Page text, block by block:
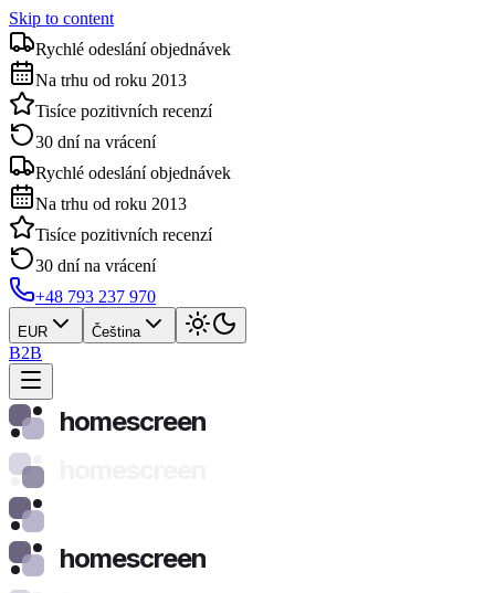
Skip to content
Rychlé odeslání objednávek
Na trhu od roku 2013
Tisíce pozitivních recenzí
30 dní na vrácení
Rychlé odeslání objednávek
Na trhu od roku 2013
Tisíce pozitivních recenzí
30 dní na vrácení
+48 793 237 970
EUR Čeština
B2B
homescreen
homescreen